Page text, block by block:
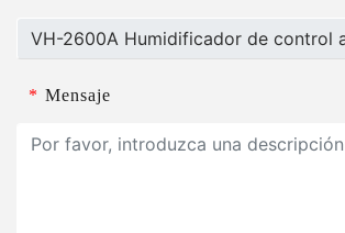
* Mensaje